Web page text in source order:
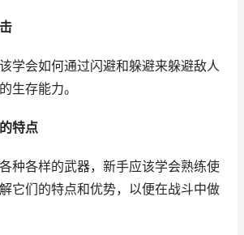
学会如何通过闪避和躲避来躲避敌人
生存能力。
特点
种各样的武器，新手应该学会熟练使
它们的特点和优势，以便在战斗中做